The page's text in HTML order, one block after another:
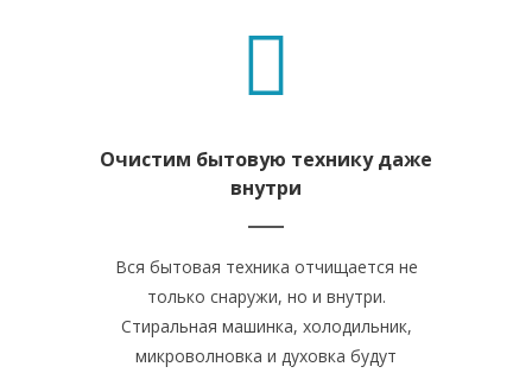
Очистим бытовую технику даже
внутри
Вся бытовая техника отчищается не
только снаружи, но и внутри.
Стиральная машинка, холодильник,
микроволновка и духовка будут